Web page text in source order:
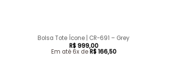
Bolsa Tote Ícone | CR-691 – Grey
R$999,00
Em até 6x deR$166,50